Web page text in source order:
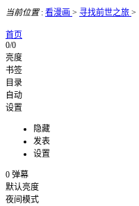
当前位置: 看漫画 > 寻找前世之旅 >
首页
0/0
亮度
书签
目录
自动
设置
隐藏
发表
设置
0 弹幕
默认亮度
夜间模式